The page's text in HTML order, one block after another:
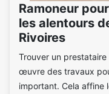
Ramoneur
les alentours
Rivoires
Trouver un
œuvre des travaux
important. Cela affine